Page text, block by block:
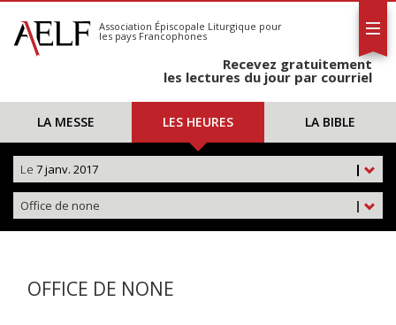
S'abonner
Calendrier
Association Épiscopale Liturgique pour
les pays Francophones
Recevez gratuitement
les lectures du jour par courriel
LA MESSE LES HEURES LA BIBLE
|
Le 7 janv. 2017
|
Office de none
OFFICE DE NONE